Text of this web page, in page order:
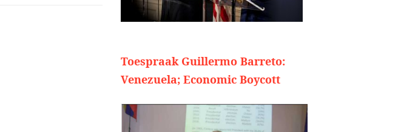
Toespraak Guillermo Barreto:
Venezuela; Economic Boycott